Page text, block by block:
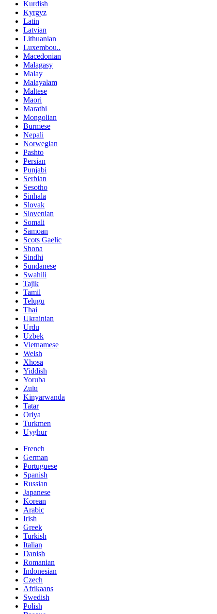
Kurdish
Kyrgyz
Latin
Latvian
Lithuanian
Luxembou..
Macedonian
Malagasy
Malay
Malayalam
Maltese
Maori
Marathi
Mongolian
Burmese
Nepali
Norwegian
Pashto
Persian
Punjabi
Serbian
Sesotho
Sinhala
Slovak
Slovenian
Somali
Samoan
Scots Gaelic
Shona
Sindhi
Sundanese
Swahili
Tajik
Tamil
Telugu
Thai
Ukrainian
Urdu
Uzbek
Vietnamese
Welsh
Xhosa
Yiddish
Yoruba
Zulu
Kinyarwanda
Tatar
Oriya
Turkmen
Uyghur
French
German
Portuguese
Spanish
Russian
Japanese
Korean
Arabic
Irish
Greek
Turkish
Italian
Danish
Romanian
Indonesian
Czech
Afrikaans
Swedish
Polish